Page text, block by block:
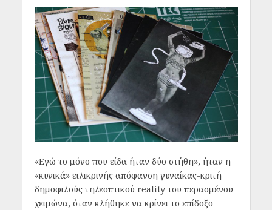
«Εγώ το μόνο που είδα ήταν δύο στήθη», ήταν η
«κυνικά» ειλικρινής απόφανση γυναίκας-κριτή
δημοφιλούς τηλεοπτικού reality του περασμένου
χειμώνα, όταν κλήθηκε να κρίνει το επίδοξο